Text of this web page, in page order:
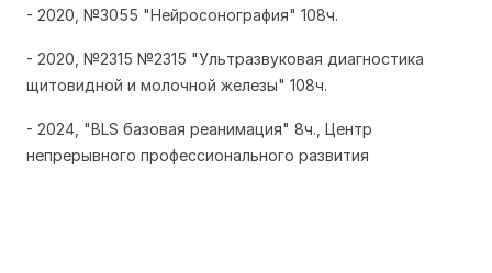
- 2020, №3055 "Нейросонография" 108ч.
- 2020, №2315 №2315 "Ультразвуковая диагностика
щитовидной и молочной железы" 108ч.
- 2024, "BLS базовая реанимация" 8ч., Центр
непрерывного профессионального развития